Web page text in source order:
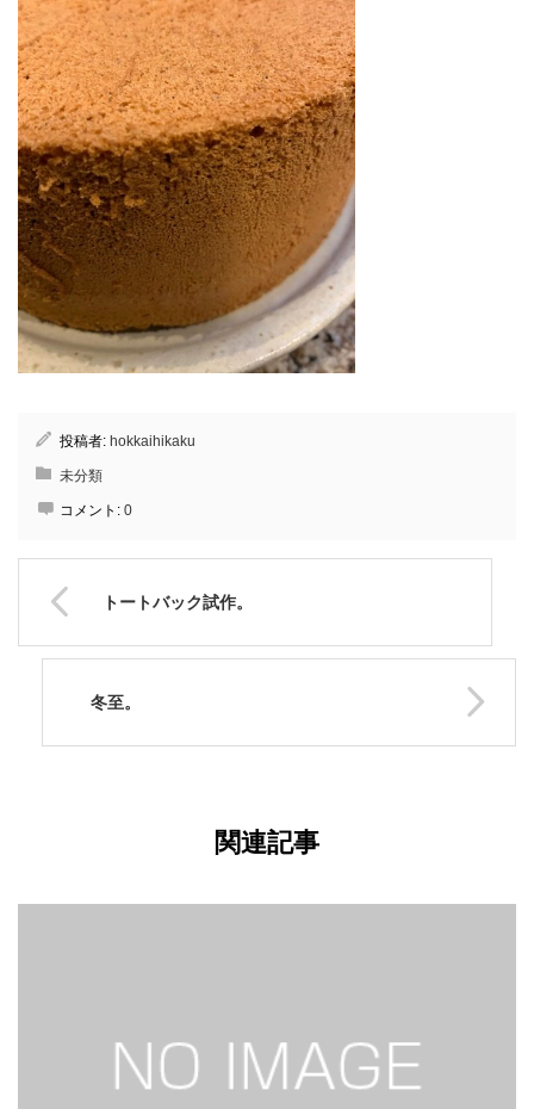
投稿者: hokkaihikaku
未分類
コメント: 0
トートバック試作。
冬至。
関連記事